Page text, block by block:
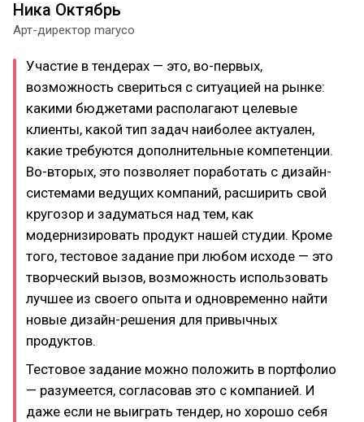
Ника Октябрь
Арт-директор maryco
Участие в тендерах — это, во-первых,
возможность свериться с ситуацией на рынке:
какими бюджетами располагают целевые
клиенты, какой тип задач наиболее актуален,
какие требуются дополнительные компетенции.
Во-вторых, это позволяет поработать с дизайн-
системами ведущих компаний, расширить свой
кругозор и задуматься над тем, как
модернизировать продукт нашей студии. Кроме
того, тестовое задание при любом исходе — это
творческий вызов, возможность использовать
лучшее из своего опыта и одновременно найти
новые дизайн-решения для привычных
продуктов.
Тестовое задание можно положить в портфолио
— разумеется, согласовав это с компанией. И
даже если не выиграть тендер, но хорошо себя